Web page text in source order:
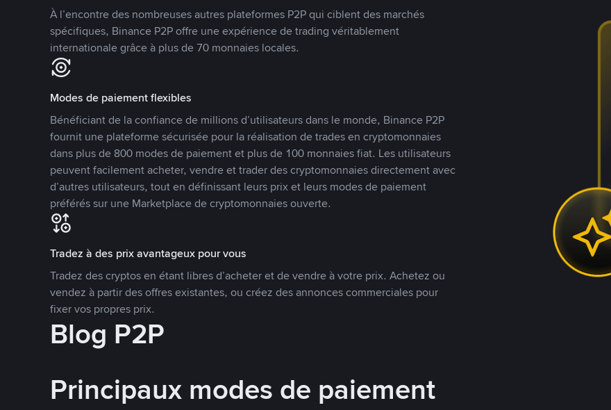
À l’encontre des nombreuses autres plateformes P2P qui ciblent des marchés
spécifiques, Binance P2P offre une expérience de trading véritablement
internationale grâce à plus de 70 monnaies locales.
Modes de paiement flexibles
Bénéficiant de la confiance de millions d’utilisateurs dans le monde, Binance P2P
fournit une plateforme sécurisée pour la réalisation de trades en cryptomonnaies
dans plus de 800 modes de paiement et plus de 100 monnaies fiat. Les utilisateurs
peuvent facilement acheter, vendre et trader des cryptomonnaies directement avec
d’autres utilisateurs, tout en définissant leurs prix et leurs modes de paiement
préférés sur une Marketplace de cryptomonnaies ouverte.
Tradez à des prix avantageux pour vous
Tradez des cryptos en étant libres d’acheter et de vendre à votre prix. Achetez ou
vendez à partir des offres existantes, ou créez des annonces commerciales pour
fixer vos propres prix.
Blog P2P
Principaux modes de paiement